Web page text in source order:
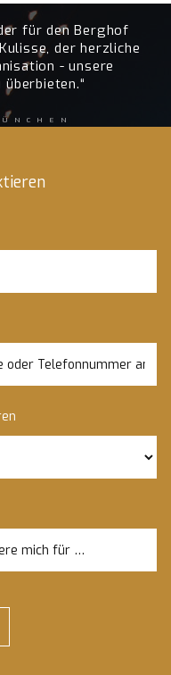
für den Berghof
der herzliche
- unsere